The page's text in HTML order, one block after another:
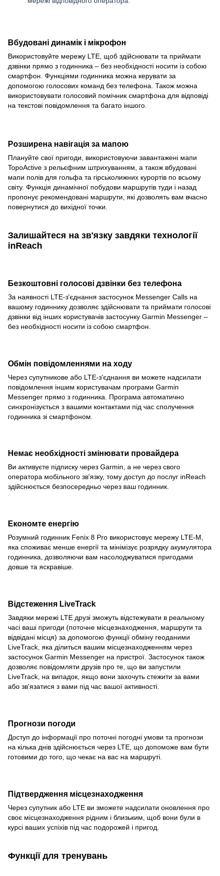
Вбудовані динамік і мікрофон
Використовуйте мережу LTE, щоб здійснювати та приймати
дзвінки прямо з годинника – без необхідності носити із собою
смартфон. Функціями годинника можна керувати за
допомогою голосових команд без телефона. Також можна
використовувати голосовий помічник смартфона для відповіді
на текстові повідомлення та багато іншого.
Розширена навігація за мапою
Плануйте свої пригоди, використовуючи завантажені мапи
TopoActive з рельєфним штрихуванням, а також вбудовані
мапи полів для гольфа та гірськолижних курортів по всьому
світу. Функція динамічної побудови маршрутів туди і назад
пропонує рекомендовані маршрути, які дозволять вам вчасно
повернутися до вихідної точки.
Залишайтеся на зв'язку завдяки технології
inReach
Безкоштовні голосові дзвінки без телефона
За наявності LTE-з'єднання застосунок Messenger Calls на
вашому годиннику дозволяє здійснювати та приймати голосові
дзвінки від інших користувачів застосунку Garmin Messenger –
без необхідності носити із собою смартфон.
Обмін повідомленнями на ходу
Через супутникове або LTE-з'єднання ви можете надсилати
повідомлення іншим користувачам програми Garmin
Messenger прямо з годинника. Програма автоматично
синхронізується з вашими контактами під час сполучення
годинника зі смартфоном.
Немає необхідності змінювати провайдера
Ви активуєте підписку через Garmin, а не через свого
оператора мобільного зв'язку, тому доступ до послуг inReach
здійснюється безпосередньо через ваш годинник.
Економте енергію
Розумний годинник Fenix 8 Pro використовує мережу LTE-M,
яка споживає менше енергії та мінімізує розрядку акумулятора
годинника, дозволяючи вам насолоджуватися пригодами
довше та яскравіше.
Відстеження LiveTrack
Завдяки мережі LTE друзі зможуть відстежувати в реальному
часі ваші пригоди (поточне місцезнаходження, маршрути та
відвідані місця) за допомогою функції обміну геоданими
LiveTrack, яка ділиться вашим місцезнаходженням через
застосунок Garmin Messenger на пристрої. Застосунок також
дозволяє повідомляти друзів про те, що ви запустили
LiveTrack, на випадок, якщо вони захочуть стежити за вами
або зв'язатися з вами під час вашої активності.
Прогнози погоди
Доступ до інформації про поточні погодні умови та прогнози
на кілька днів здійснюється через LTE, що допоможе вам бути
готовими до того, що чекає на вас на маршруті.
Підтвердження місцезнаходження
Через супутник або LTE ви зможете надсилати оновлення про
своє місцезнаходження рідним і близьким, щоб вони були в
курсі ваших успіхів під час подорожей і пригод.
Функції для тренувань